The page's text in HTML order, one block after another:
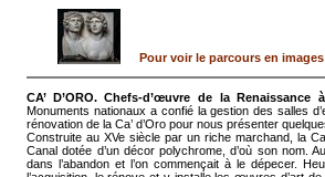
Pour voir le parcours en
CA’ D’ORO. Chefs-d’œuvre de la Renaissance
Monuments nationaux a confié la gestion des salles
rénovation de la Ca’ d’Oro pour nous présenter
Construite au XVe siècle par un riche marchand, la
Canal dotée d’un décor polychrome, d’où son nom.
dans l’abandon et l’on commençait à le dépecer.